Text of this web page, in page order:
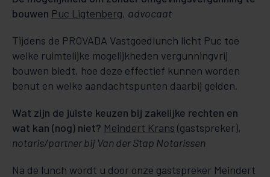
bouwen Puc Ligtenberg, advocaat
Tijdens de PROVADA Vastgoedlunch licht Puc toe
welke ruimtelijke mogelijkheden vergunningvrij
bouwen biedt, hoe deze effectief kunnen worden
benut en welke aandachtspunten daarbij gelden.
Wat zijn de juiste keuzen bij zakelijke rechten en
wat kan (nog) niet? Meindert Krans (gastspreker),
notaris/partner bij Van der Stap Notarissen
Na de lunch wordt u door onze gastspreker Meindert